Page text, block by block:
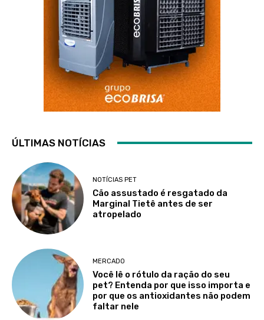
ÚLTIMAS NOTÍCIAS
NOTÍCIAS PET
Cão assustado é resgatado da
Marginal Tietê antes de ser
atropelado
MERCADO
Você lê o rótulo da ração do seu
pet? Entenda por que isso importa e
por que os antioxidantes não podem
faltar nele